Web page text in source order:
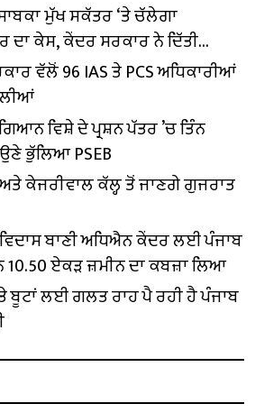
ਮੁੱਖ ਸਕੱਤਰ ‘ਤੇ ਚੱਲੇਗਾ
ਦਾ ਕੇਸ, ਕੇਂਦਰ ਸਰਕਾਰ ਨੇ ਦਿੱਤੀ
ਵੱਲੋਂ 96 IAS ਤੇ PCS ਅਧਿਕਾਰੀਆਂ
ਵਿਸ਼ੇ ਦੇ ਪ੍ਰਸ਼ਨ ਪੱਤਰ ’ਚ ਤਿੰਨ
ਭੁੱਲਿਆ PSEB
ਕੇਜਰੀਵਾਲ ਕੱਲ੍ਹ ਤੋਂ ਜਾਣਗੇ ਗੁਜਰਾਤ
ਬਾਣੀ ਅਧਿਐਨ ਕੇਂਦਰ ਲਈ ਪੰਜਾਬ
10.50 ਏਕੜ ਜ਼ਮੀਨ ਦਾ ਕਬਜ਼ਾ ਲਿਆ
ਬੂਟਾਂ ਲਈ ਗਲਤ ਰਾਹ ਪੈ ਰਹੀ ਹੈ ਪੰਜਾਬ